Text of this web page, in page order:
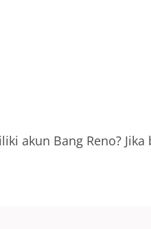
akun Bang Reno?